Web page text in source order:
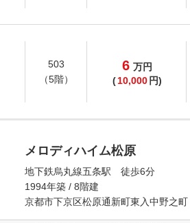
503
（5階）
6 万円
(10,000 円)
メロディハイム松原
地下鉄烏丸線五条駅 徒歩6分
1994年築 / 8階建
京都市下京区松原通新町東入中野之町